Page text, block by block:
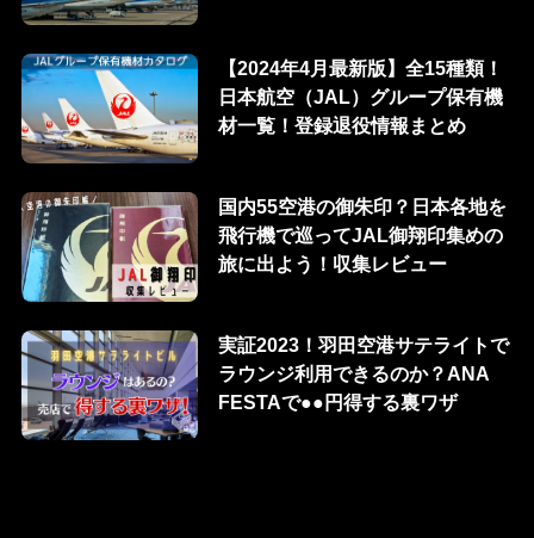
【2024年4月最新版】全15種類！
日本航空（JAL）グループ保有機
材一覧！登録退役情報まとめ
国内55空港の御朱印？日本各地を
飛行機で巡ってJAL御翔印集めの
旅に出よう！収集レビュー
実証2023！羽田空港サテライトで
ラウンジ利用できるのか？ANA
FESTAで●●円得する裏ワザ